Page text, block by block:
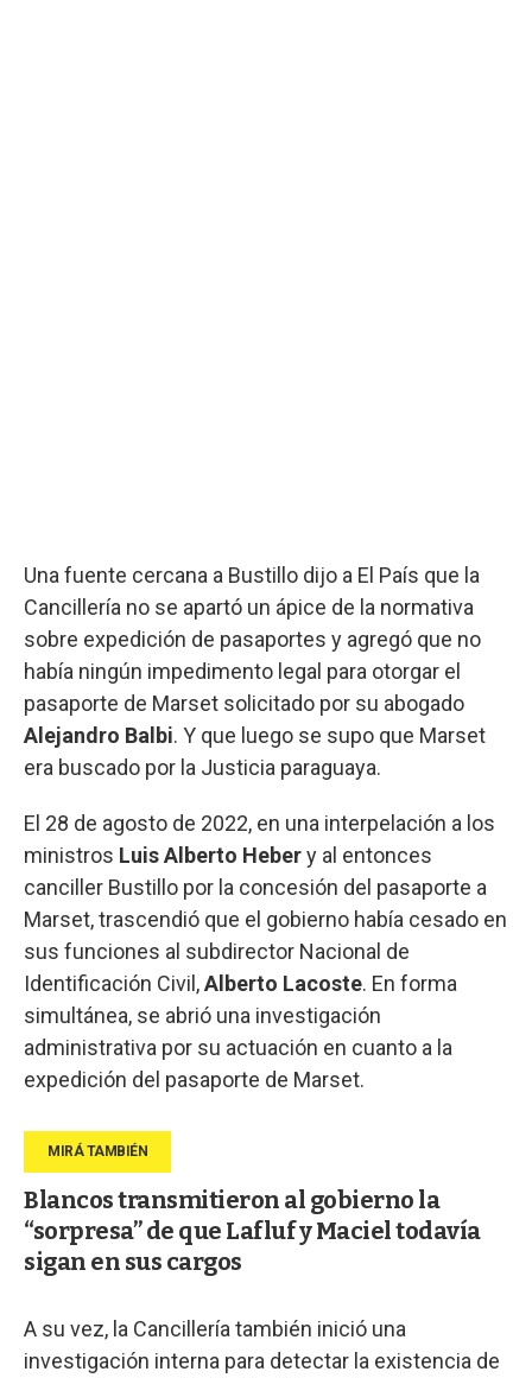
Una fuente cercana a Bustillo dijo a El País que la
Cancillería no se apartó un ápice de la normativa
sobre expedición de pasaportes y agregó que no
había ningún impedimento legal para otorgar el
pasaporte de Marset solicitado por su abogado
Alejandro Balbi. Y que luego se supo que Marset
era buscado por la Justicia paraguaya.
El 28 de agosto de 2022, en una interpelación a los
ministros Luis Alberto Hebery al entonces
canciller Bustillo por la concesión del pasaporte a
Marset, trascendió que el gobierno había cesado en
sus funciones al subdirector Nacional de
Identificación Civil,Alberto Lacoste. En forma
simultánea, se abrió una investigación
administrativa por su actuación en cuanto a la
expedición del pasaporte de Marset.
Blancos transmitieron al gobierno la
“sorpresa” de que Lafluf y Maciel todavía
sigan en sus cargos
A su vez, la Cancillería también inició una
investigación interna para detectar la existencia de